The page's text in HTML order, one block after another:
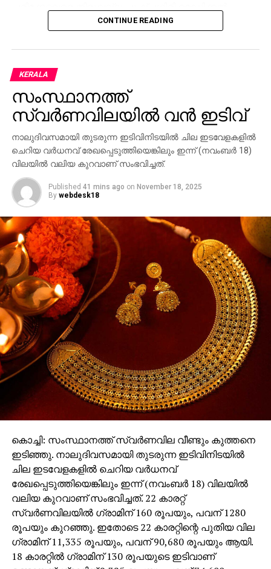
കോളജ് ആശുപത്രിയില്‍ എത്തിച്ചു. ലളിത തങ്കപ്പന്റെ
നില ഗുരുതരമാണെന്ന് ആശുപത്രി അധികൃതര്‍
അറിയിച്ചു.
അപകടത്തെ തുടര്‍ന്ന് ലോറി നിയന്ത്രണം വിട്ട് മറിഞ്ഞു.
ക്രെയിന്‍ ഉപയോഗിച്ച് വാഹനം മാറ്റാനുള്ള ശ്രമം
തുടരുകയാണ്. തിരുവല്ല പൊലീസ്, അഗ്നിശമനസേന
എന്നിവരും സ്ഥലത്തെത്തി. അപകടം കാരണം റോഡില്‍
വലിയ ഗതാഗതക്കുരുക്കാണ് അനുഭവപ്പെട്ടത്.
CONTINUE READING
KERALA
സംസ്ഥാനത്ത്
സ്വര്‍ണവിലയില്‍ വന്‍ ഇടിവ്
നാലുദിവസമായി തുടരുന്ന ഇടിവിനിടയില്‍ ചില ഇടവേളകളില്‍
ചെറിയ വര്‍ധനവ് രേഖപ്പെടുത്തിയെങ്കിലും ഇന്ന് (നവംബര്‍ 18)
വിലയില്‍ വലിയ കുറവാണ് സംഭവിച്ചത്.
Published 41 mins ago on November 18, 2025
By webdesk18
കൊച്ചി: സംസ്ഥാനത്ത് സ്വര്‍ണവില വീണ്ടും കുത്തനെ
ഇടിഞ്ഞു. നാലുദിവസമായി തുടരുന്ന ഇടിവിനിടയില്‍
ചില ഇടവേളകളില്‍ ചെറിയ വര്‍ധനവ്
രേഖപ്പെടുത്തിയെങ്കിലും ഇന്ന് (നവംബര്‍ 18) വിലയില്‍
വലിയ കുറവാണ് സംഭവിച്ചത്. 22 കാരറ്റ്
സ്വര്‍ണവിലയില്‍ ഗ്രാമിന് 160 രൂപയും, പവന് 1280
രൂപയും കുറഞ്ഞു. ഇതോടെ 22 കാരറ്റിന്റെ പുതിയ വില
ഗ്രാമിന് 11,335 രൂപയും, പവന് 90,680 രൂപയും ആയി.
18 കാരറ്റില്‍ ഗ്രാമിന് 130 രൂപയുടെ ഇടിവാണ്